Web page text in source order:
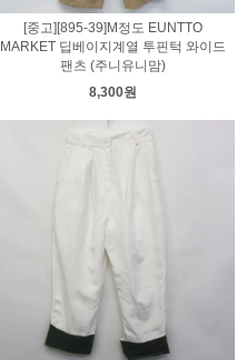
[중고][895-39]M정도 EUNTTO
MARKET 딥베이지계열 투핀턱 와이드
팬츠 (주니유니맘)
8,300원